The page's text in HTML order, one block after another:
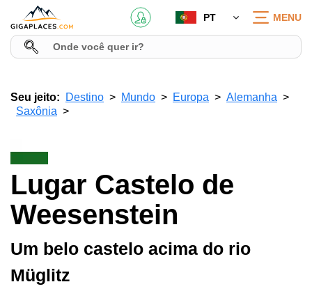
PT MENU
Seu jeito: Destino Mundo Europa
Alemanha
Saxônia
Lugar Castelo de
Weesenstein
Um belo castelo acima do rio
Müglitz